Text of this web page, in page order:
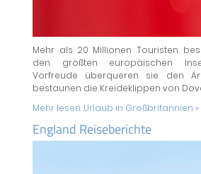
Mehr als 20 Millionen Touristen
den größten europäischen
Vorfreude überqueren sie den
bestaunen die Kreideklippen von
Mehr lesen: Urlaub in Großbritannien »
England Reiseberichte